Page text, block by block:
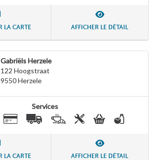
LA CARTE AFFICHER LE DÉTAIL
Gabriëls Herzele
122 Hoogstraat
9550Herzele
Services
LA CARTE AFFICHER LE DÉTAIL